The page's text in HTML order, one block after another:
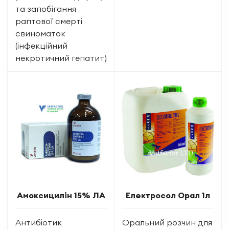
та запобігання
раптової смерті
свиноматок
(інфекційний
некротичний гепатит)
Амоксицилін 15% ЛА
Антибіотик
Електросол Орал 1л
Оральний розчин для